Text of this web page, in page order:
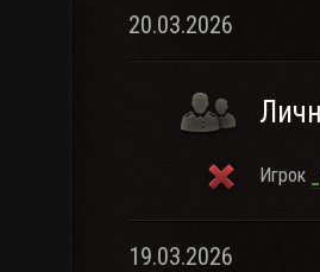
20.03.2026
Игрок
19.03.2026